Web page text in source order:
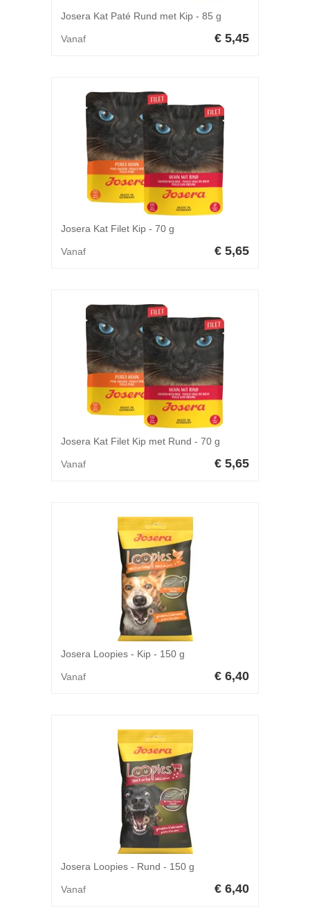
Josera Kat Paté Rund met Kip - 85 g
Vanaf € 5,45
Josera Kat Filet Kip - 70 g
Vanaf € 5,65
Josera Kat Filet Kip met Rund - 70 g
Vanaf € 5,65
Josera Loopies - Kip - 150 g
Vanaf € 6,40
Josera Loopies - Rund - 150 g
Vanaf € 6,40